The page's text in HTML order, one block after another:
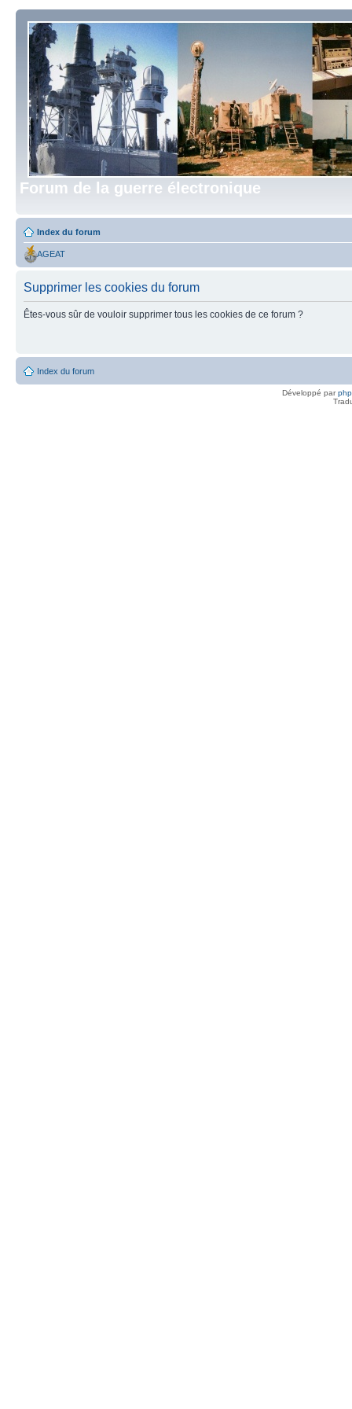
Forum de la guerre électronique
Index du forum
AGEAT
Supprimer les cookies du forum
Êtes-vous sûr de vouloir supprimer tous les cookies de ce forum ?
Index du forum
Développé par